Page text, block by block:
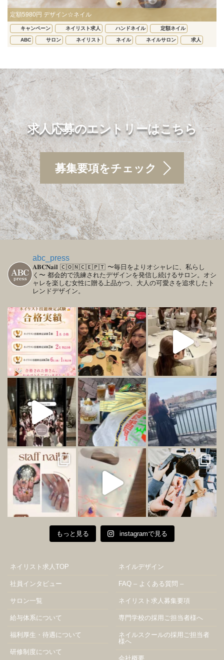
定額5980円 デザイン☆ネイル
キャンペーン ネイリスト求人 ハンドネイル 定額ネイル
ABC サロン ネイリスト ネイル ネイルサロン 求人
求人応募のエントリーはこちら
募集要項をチェック
abc_press
𝐀𝐁𝐂𝐍𝐚𝐢𝐥 🄲🄾🄽🄲🄴🄿🅃 〜毎日をよりオシャレに、私らし
く〜 都会的で洗練されたデザインを発信し続けるサロン。オシ
ャレを楽しむ女性に贈る上品かつ、大人の可愛さを追求したト
レンドデザイン。
もっと見る instagramで見る
ネイリスト求人TOP
社員インタビュー
サロン一覧
給与体系について
福利厚生・待遇について
研修制度について
ネイルデザイン
FAQ – よくある質問 –
ネイリスト求人募集要項
専門学校の採用ご担当者様へ
ネイルスクールの採用ご担当者
様へ
会社概要